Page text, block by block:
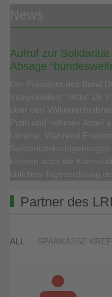
Aufruf zur
Absage
Partner des
ALL SPARKASSE